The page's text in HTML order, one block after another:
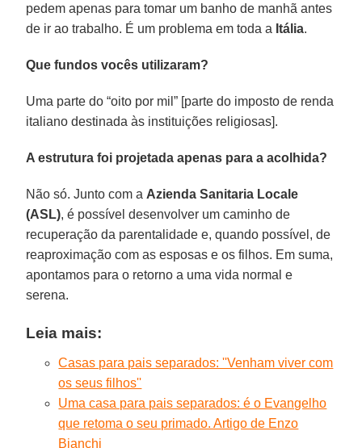
pedem apenas para tomar um banho de manhã antes
de ir ao trabalho. É um problema em toda a Itália.
Que fundos vocês utilizaram?
Uma parte do “oito por mil” [parte do imposto de renda
italiano destinada às instituições religiosas].
A estrutura foi projetada apenas para a acolhida?
Não só. Junto com a Azienda Sanitaria Locale
(ASL), é possível desenvolver um caminho de
recuperação da parentalidade e, quando possível, de
reaproximação com as esposas e os filhos. Em suma,
apontamos para o retorno a uma vida normal e
serena.
Leia mais:
Casas para pais separados: ''Venham viver com
os seus filhos''
Uma casa para pais separados: é o Evangelho
que retoma o seu primado. Artigo de Enzo
Bianchi